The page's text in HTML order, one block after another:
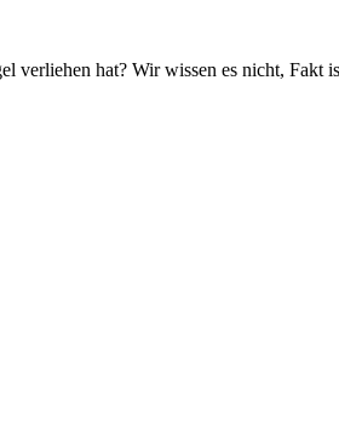
verliehen hat? Wir wissen es nicht, Fakt